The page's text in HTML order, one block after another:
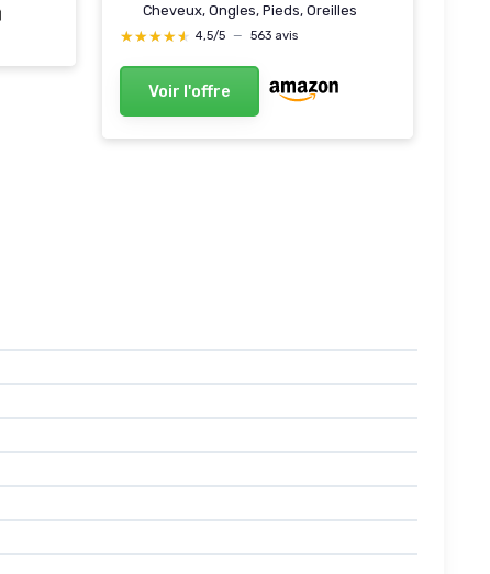
Cheveux, Ongles, Pieds, Oreilles
★★★★★
★★★★★ 4,5/5 — 563 avis
Voir l'offre